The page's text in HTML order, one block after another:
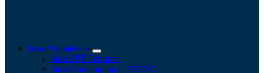
Jasa Perpajakan
Jasa SPT Tahunan
Jasa Pendampingan SP2DK